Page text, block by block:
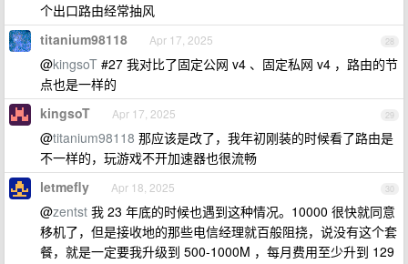
个出口路由经常抽风
28
titanium98118 Apr 17, 2025
@kingsoT #27 我对比了固定公网 v4 、固定私网 v4 ，路由的节
点也是一样的
29
kingsoT Apr 17, 2025
@titanium98118 那应该是改了，我年初刚装的时候看了路由是
不一样的，玩游戏不开加速器也很流畅
30
letmefly Apr 18, 2025
@zentst 我 23 年底的时候也遇到这种情况。10000 很快就同意
移机了，但是接收地的那些电信经理就百般阻挠，说没有这个套
餐，就是一定要我升级到 500-1000M ，每月费用至少升到 129